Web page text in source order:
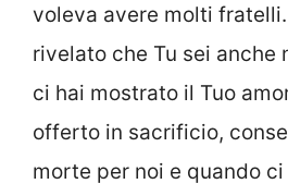
voleva avere molti
rivelato che Tu sei anche
ci hai mostrato il Tuo
offerto in sacrificio,
morte per noi e quando